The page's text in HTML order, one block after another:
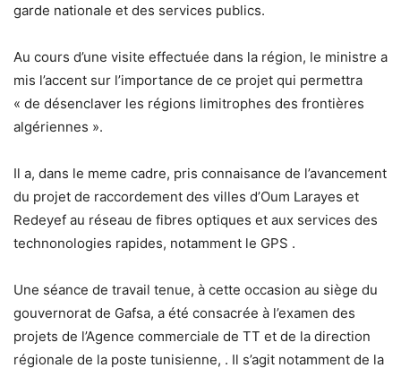
garde nationale et des services publics.
Au cours d’une visite effectuée dans la région, le ministre a
mis l’accent sur l’importance de ce projet qui permettra
« de désenclaver les régions limitrophes des frontières
algériennes ».
Il a, dans le meme cadre, pris connaisance de l’avancement
du projet de raccordement des villes d’Oum Larayes et
Redeyef au réseau de fibres optiques et aux services des
technonologies rapides, notamment le GPS .
Une séance de travail tenue, à cette occasion au siège du
gouvernorat de Gafsa, a été consacrée à l’examen des
projets de l’Agence commerciale de TT et de la direction
régionale de la poste tunisienne, . Il s’agit notamment de la